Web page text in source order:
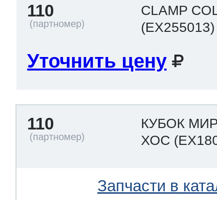
110
CLAMP
(EX255013)
Уточнить цену
110
КУБОК
ХОС
Запчасти в